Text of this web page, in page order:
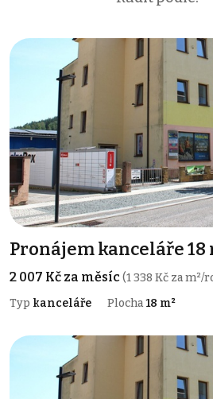
Pronájem kanceláře 18
2 007 Kč za měsíc(1 338 Kč za m²/
Typ kanceláře Plocha18 m²